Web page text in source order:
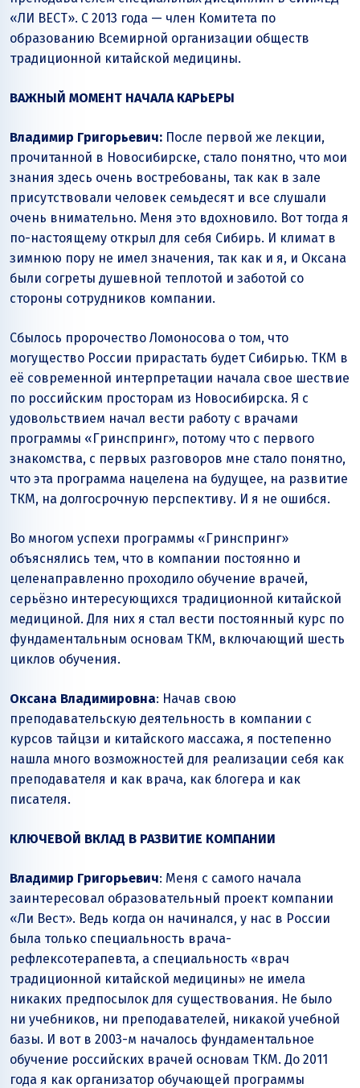
«ЛИ ВЕСТ». С 2013 года — член Комитета по
образованию Всемирной организации обществ
традиционной китайской медицины.
ВАЖНЫЙ МОМЕНТ НАЧАЛА КАРЬЕРЫ
Владимир Григорьевич: После первой же лекции,
прочитанной в Новосибирске, стало понятно, что мои
знания здесь очень востребованы, так как в зале
присутствовали человек семьдесят и все слушали
очень внимательно. Меня это вдохновило. Вот тогда я
по-настоящему открыл для себя Сибирь. И климат в
зимнюю пору не имел значения, так как и я, и Оксана
были согреты душевной теплотой и заботой со
стороны сотрудников компании.
Сбылось пророчество Ломоносова о том, что
могущество России прирастать будет Сибирью. ТКМ в
её современной интерпретации начала свое шествие
по российским просторам из Новосибирска. Я с
удовольствием начал вести работу с врачами
программы «Гринспринг», потому что с первого
знакомства, с первых разговоров мне стало понятно,
что эта программа нацелена на будущее, на развитие
ТКМ, на долгосрочную перспективу. И я не ошибся.
Во многом успехи программы «Гринспринг»
объяснялись тем, что в компании постоянно и
целенаправленно проходило обучение врачей,
серьёзно интересующихся традиционной китайской
медициной. Для них я стал вести постоянный курс по
фундаментальным основам ТКМ, включающий шесть
циклов обучения.
Оксана Владимировна: Начав свою
преподавательскую деятельность в компании с
курсов тайцзи и китайского массажа, я постепенно
нашла много возможностей для реализации себя как
преподавателя и как врача, как блогера и как
писателя.
КЛЮЧЕВОЙ ВКЛАД В РАЗВИТИЕ КОМПАНИИ
Владимир Григорьевич: Меня с самого начала
заинтересовал образовательный проект компании
«Ли Вест». Ведь когда он начинался, у нас в России
была только специальность врача-
рефлексотерапевта, а специальность «врач
традиционной китайской медицины» не имела
никаких предпосылок для существования. Не было
ни учебников, ни преподавателей, никакой учебной
базы. И вот в 2003-м началось фундаментальное
обучение российских врачей основам ТКМ. До 2011
года я как организатор обучающей программы